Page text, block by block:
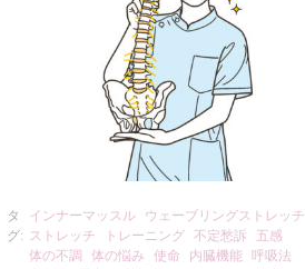
タ
グ:
インナーマッスル
ウェーブリングストレッチ
ストレッチ
トレーニング 不定愁訴
五感
体の不調
体の悩み 使命 内臓機能 呼吸法